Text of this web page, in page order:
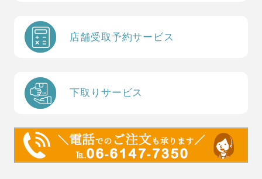
店舗受取予約サービス
下取りサービス